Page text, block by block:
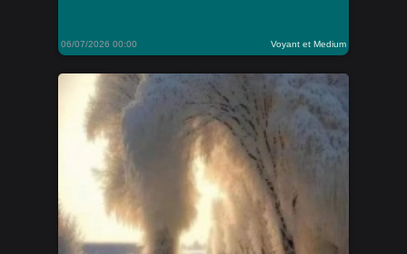
06/07/2026 00:00 Voyant et Medium